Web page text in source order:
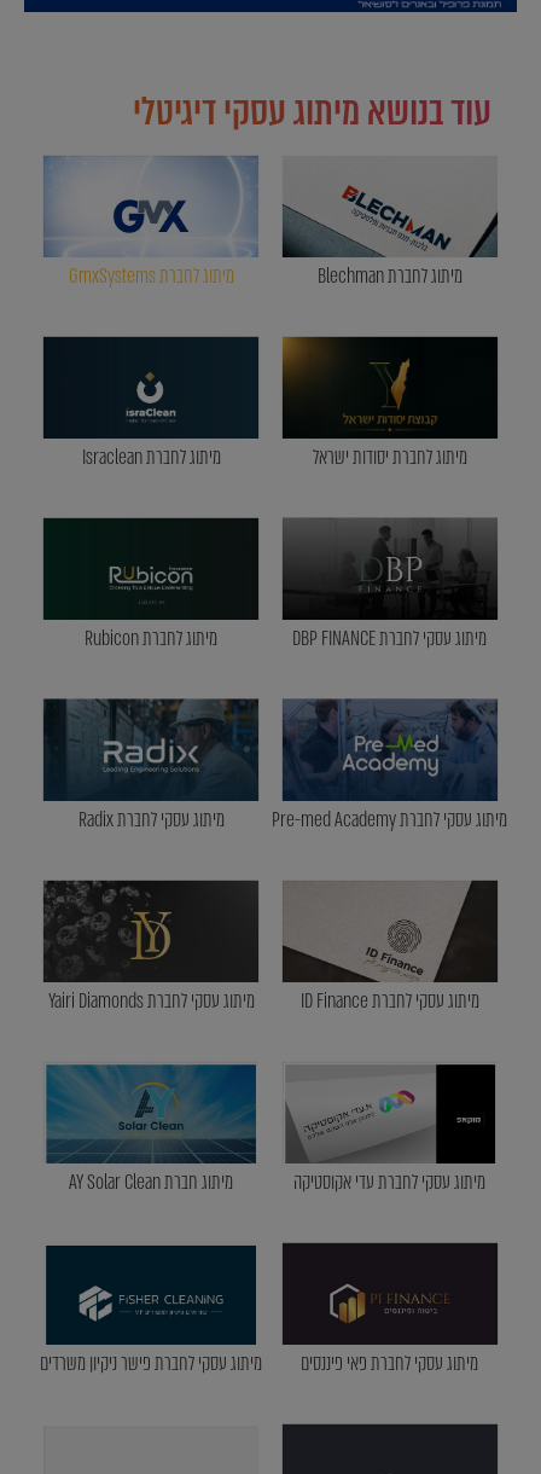
עוד בנושא מיתוג עסקי דיגיטלי
מיתוג לחברת Blechman מיתוג לחברת GmxSystems
מיתוג לחברת יסודות ישראל מיתוג לחברת Israclean
מיתוג עסקי לחברת DBP FINANCE מיתוג לחברת Rubicon
מיתוג עסקי לחברת Pre-med Academy מיתוג עסקי לחברת Radix
מיתוג עסקי לחברת ID Finance מיתוג עסקי לחברת Yairi Diamonds
מיתוג עסקי לחברת עדי אקוסטיקה מיתוג חברת AY Solar Clean
מיתוג עסקי לחברת פאי פיננסים מיתוג עסקי לחברת פישר ניקיון משרדים